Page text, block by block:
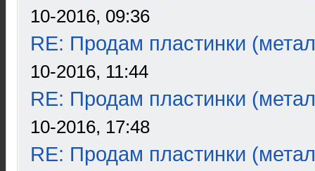
10-2016, 09:36
RE: Продам пластинки
10-2016, 11:44
RE: Продам пластинки
10-2016, 17:48
RE: Продам пластинки